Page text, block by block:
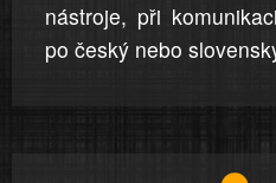
nástroje, při
po český nebo